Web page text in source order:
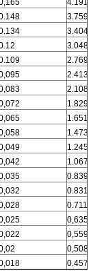
4.191
3.759
3.404
3.048
2.769
2.413
2.108
1.829
1.651
1.473
1.245
1.067
0.839
0.831
0.711
0,635
0,559
0,508
0.457